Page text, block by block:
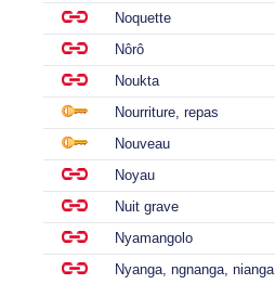
Noquette
Nôrô
Noukta
Nourriture, repas
Nouveau
Noyau
Nuit grave
Nyamangolo
Nyanga, ngnanga, nianga